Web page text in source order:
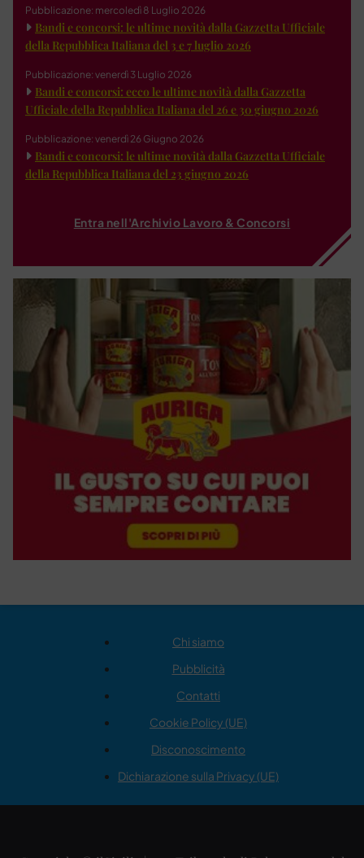
Pubblicazione: mercoledì 8 Luglio 2026
Bandi e concorsi: le ultime novità dalla Gazzetta Ufficiale
della Repubblica Italiana del 3 e 7 luglio 2026
Pubblicazione: venerdì 3 Luglio 2026
Bandi e concorsi: ecco le ultime novità dalla Gazzetta
Ufficiale della Repubblica Italiana del 26 e 30 giugno 2026
Pubblicazione: venerdì 26 Giugno 2026
Bandi e concorsi: le ultime novità dalla Gazzetta Ufficiale
della Repubblica Italiana del 23 giugno 2026
Entra nell'Archivio Lavoro & Concorsi
Chi siamo
Pubblicità
Contatti
Cookie Policy (UE)
Disconoscimento
Dichiarazione sulla Privacy (UE)